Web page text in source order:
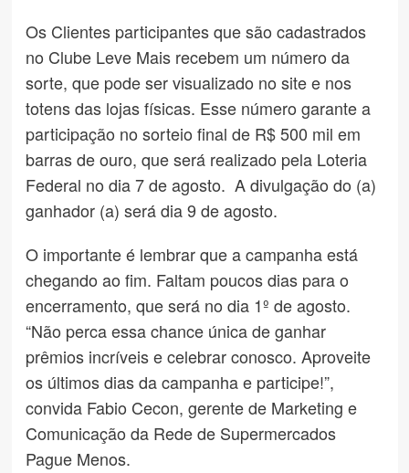
Os Clientes participantes que são cadastrados
no Clube Leve Mais recebem um número da
sorte, que pode ser visualizado no site e nos
totens das lojas físicas. Esse número garante a
participação no sorteio final de R$ 500 mil em
barras de ouro, que será realizado pela Loteria
Federal no dia 7 de agosto. A divulgação do (a)
ganhador (a) será dia 9 de agosto.
O importante é lembrar que a campanha está
chegando ao fim. Faltam poucos dias para o
encerramento, que será no dia 1º de agosto.
“Não perca essa chance única de ganhar
prêmios incríveis e celebrar conosco. Aproveite
os últimos dias da campanha e participe!”,
convida Fabio Cecon, gerente de Marketing e
Comunicação da Rede de Supermercados
Pague Menos.